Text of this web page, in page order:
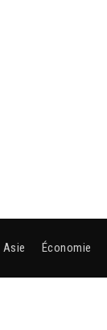
Asie Économie